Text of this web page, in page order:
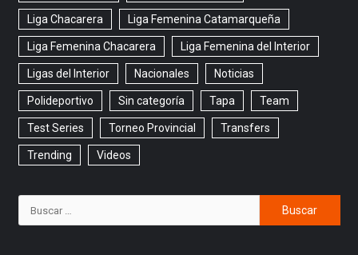
Liga Chacarera Liga Femenina Catamarqueña
Liga Femenina Chacarera Liga Femenina del Interior
Ligas del Interior Nacionales Noticias
Polideportivo Sin categoría Tapa Team
Test Series Torneo Provincial Transfers
Trending Videos